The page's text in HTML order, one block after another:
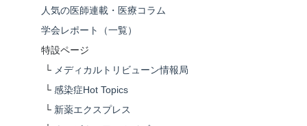
人気の医師連載・医療コラム
学会レポート（一覧）
特設ページ
└ メディカルトリビューン情報局
└ 感染症Hot Topics
└ 新薬エクスプレス